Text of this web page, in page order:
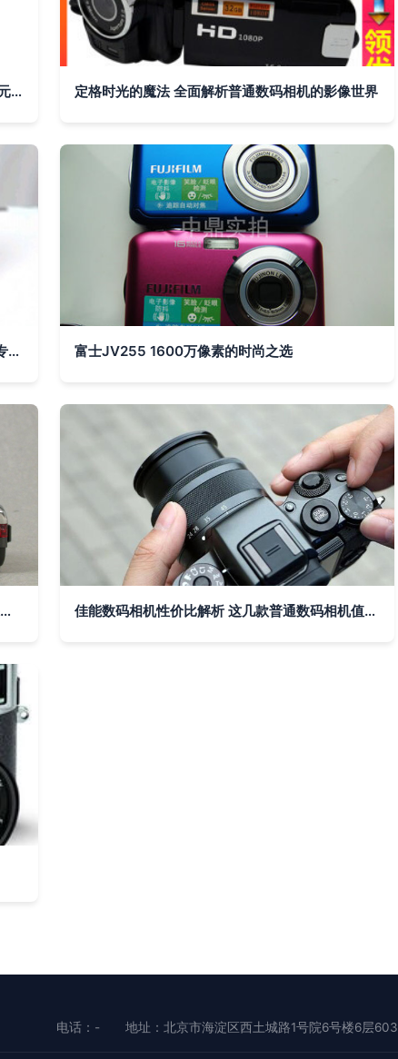
索尼DSC-HX30/B CN2 高性价比之选，1999元包邮享专业拍摄体验 定格时光的魔法 全面解析普通数码相机的影像世界
普通数码相机的新机遇 深圳博益宏塑胶制品的专业防线 富士JV255 1600万像素的时尚之选
经典长焦便携之选 奥林巴斯U9000数码相机深度解析 佳能数码相机性价比解析 这几款普通数码相机值得入手
电话：- 地址：北京市海淀区西土城路1号院6号楼6层603